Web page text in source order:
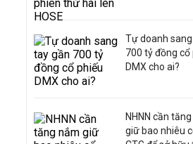
Tự doanh
700 tỷ đồng cổ
DMX cho ai?
NHNN cần
giữ bao nhiêu